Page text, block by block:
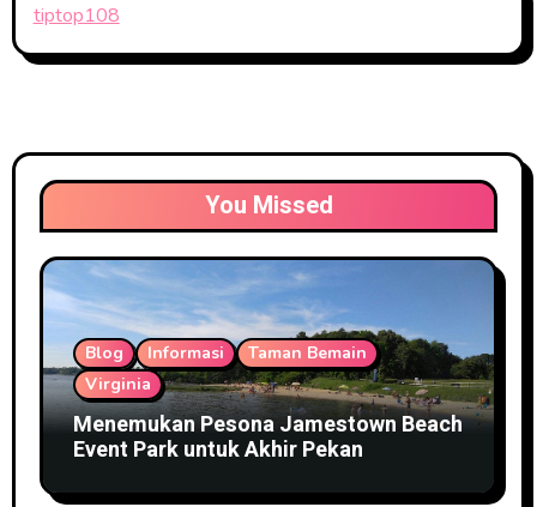
tiptop108
You Missed
Blog Informasi
Taman Bemain
Virginia
Menemukan Pesona Jamestown Beach
Event Park untuk Akhir Pekan